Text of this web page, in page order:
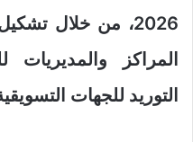
2026، من خلال
المراكز والمديريات
التوريد للجهات